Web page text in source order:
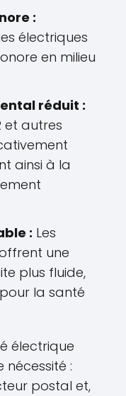
:
électriques
en milieu
réduit :
et autres
ainsi à la
: Les
une
plus fluide,
la santé
électrique
:
postal et,